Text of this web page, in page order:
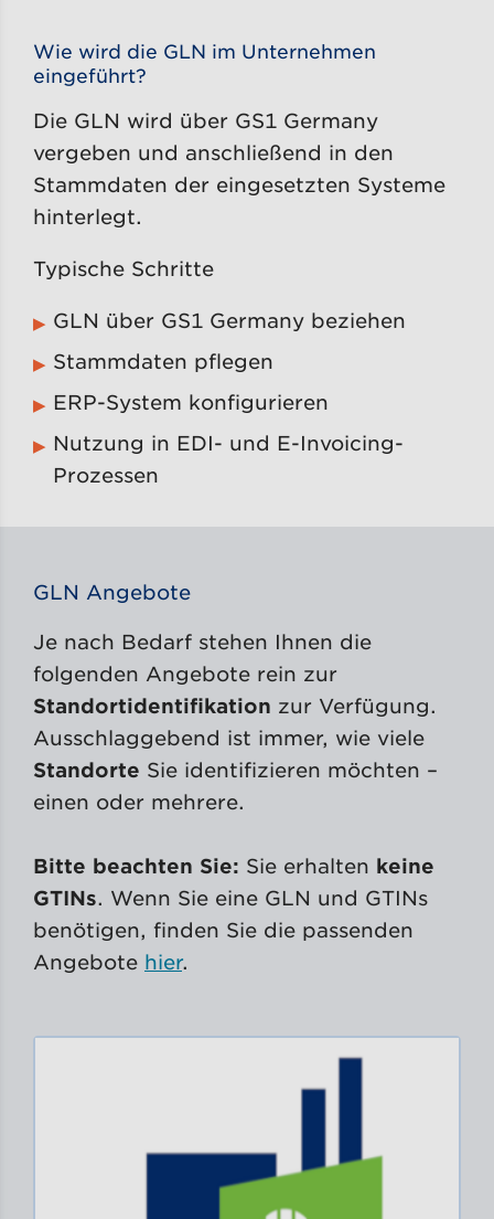
Wie wird die GLN im Unternehmen
eingeführt?
Die GLN wird über GS1 Germany
vergeben und anschließend in den
Stammdaten der eingesetzten Systeme
hinterlegt.
Typische Schritte
GLN über GS1 Germany beziehen
Stammdaten pflegen
ERP-System konfigurieren
Nutzung in EDI- und E-Invoicing-
Prozessen
GLN Angebote
Je nach Bedarf stehen Ihnen die
folgenden Angebote rein zur
Standortidentifikation zur Verfügung.
Ausschlaggebend ist immer, wie viele
Standorte Sie identifizieren möchten –
einen oder mehrere.
Bitte beachten Sie: Sie erhalten keine
GTINs. Wenn Sie eine GLN und GTINs
benötigen, finden Sie die passenden
Angebote hier.